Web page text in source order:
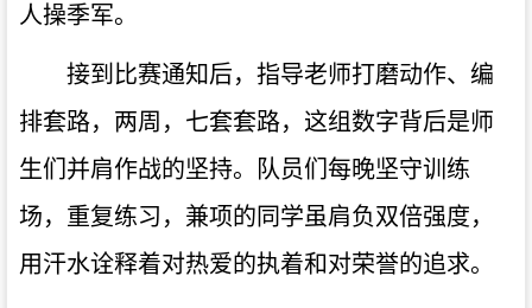
人操季军。
接到比赛通知后，指导老师打磨动作、编
排套路，两周，七套套路，这组数字背后是师
生们并肩作战的坚持。队员们每晚坚守训练
场，重复练习，兼项的同学虽肩负双倍强度，
用汗水诠释着对热爱的执着和对荣誉的追求。